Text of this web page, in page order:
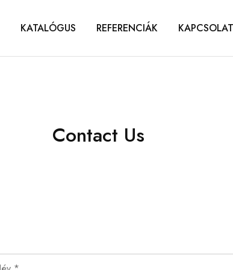
KATALÓGUS REFERENCIÁK KAPCSOLAT
Contact Us